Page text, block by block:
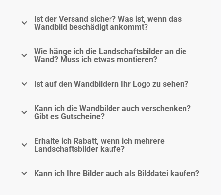
Ist der Versand sicher? Was ist, wenn das
Wandbild beschädigt ankommt?
Wie hänge ich die Landschaftsbilder an die
Wand? Muss ich etwas montieren?
Ist auf den Wandbildern Ihr Logo zu sehen?
Kann ich die Wandbilder auch verschenken?
Gibt es Gutscheine?
Erhalte ich Rabatt, wenn ich mehrere
Landschaftsbilder kaufe?
Kann ich Ihre Bilder auch als Bilddatei kaufen?